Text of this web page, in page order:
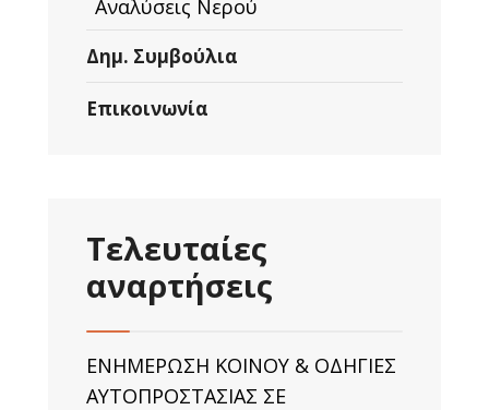
Αναλύσεις Νερού
Δημ. Συμβούλια
Επικοινωνία
Τελευταίες
αναρτήσεις
ΕΝΗΜΕΡΩΣΗ ΚΟΙΝΟΥ & ΟΔΗΓΙΕΣ
ΑΥΤΟΠΡΟΣΤΑΣΙΑΣ ΣΕ